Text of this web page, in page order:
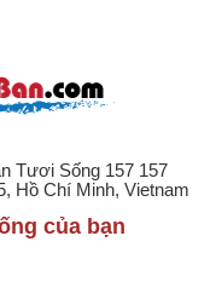
Tươi Sống 157 157
Hồ Chí Minh, Vietnam
của bạn